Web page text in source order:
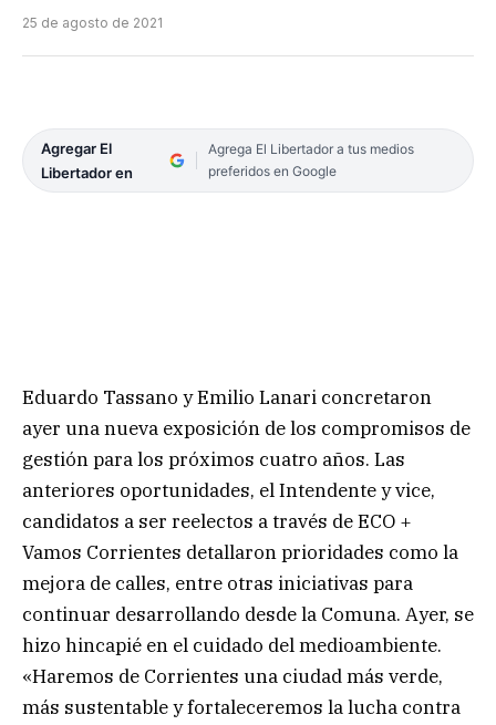
25 de agosto de 2021
Agregar El
Libertador en
Agrega El Libertador a tus medios
preferidos en Google
Eduardo Tassano y Emilio Lanari concretaron
ayer una nueva exposición de los compromisos de
gestión para los próximos cuatro años. Las
anteriores oportunidades, el Intendente y vice,
candidatos a ser reelectos a través de ECO +
Vamos Corrientes detallaron prioridades como la
mejora de calles, entre otras iniciativas para
continuar desarrollando desde la Comuna. Ayer, se
hizo hincapié en el cuidado del medioambiente.
«Haremos de Corrientes una ciudad más verde,
más sustentable y fortaleceremos la lucha contra